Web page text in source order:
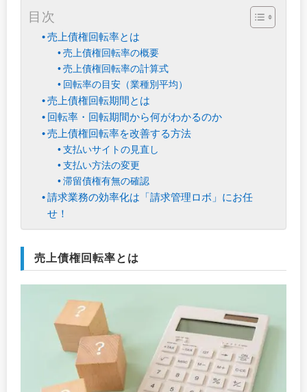
目次
売上債権回転率とは
売上債権回転率の概要
売上債権回転率の計算式
回転率の目安（業種別平均）
売上債権回転期間とは
回転率・回転期間から何がわかるのか
売上債権回転率を改善する方法
支払いサイトの見直し
支払い方法の変更
滞留債権有無の確認
請求業務の効率化は「請求管理ロボ」にお任
せ！
売上債権回転率とは